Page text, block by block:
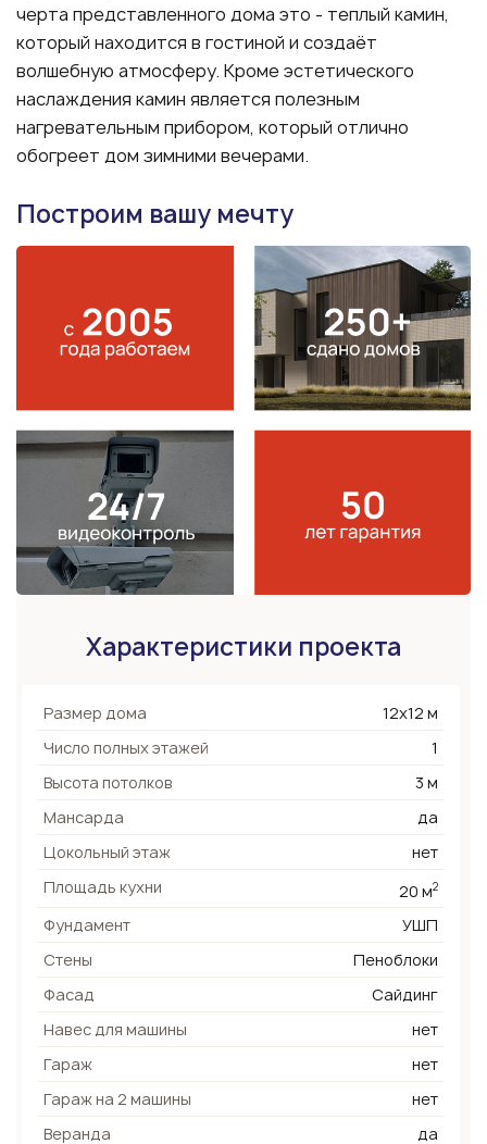
черта представленного дома это - теплый камин,
который находится в гостиной и создаёт
волшебную атмосферу. Кроме эстетического
наслаждения камин является полезным
нагревательным прибором, который отлично
обогреет дом зимними вечерами.
Построим вашу мечту
Характеристики проекта
Размер дома
12х12 м
Число полных этажей
1
Высота потолков
3 м
Мансарда
да
Цокольный этаж
нет
Площадь кухни
20 м2
Фундамент
УШП
Стены
Пеноблоки
Фасад
Сайдинг
Навес для машины
нет
Гараж
нет
Гараж на 2 машины
нет
Веранда
да